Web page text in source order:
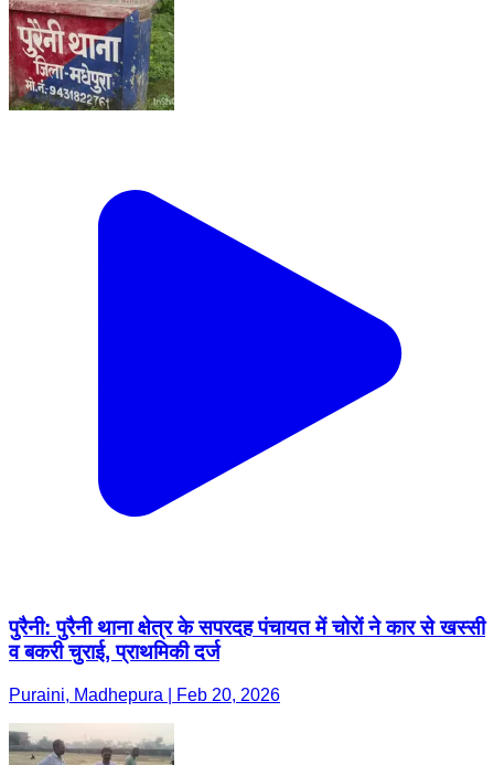
पुरैनी: पुरैनी थाना क्षेत्र के सपरदह पंचायत में चोरों ने कार से खस्सी
व बकरी चुराई, प्राथमिकी दर्ज
Puraini, Madhepura | Feb 20, 2026